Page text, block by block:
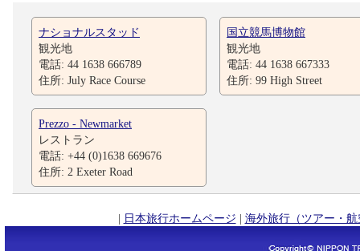
ナショナルスタッド
観光地
電話: 44 1638 666789
住所: July Race Course
国立競馬博物館
観光地
電話: 44 1638 667333
住所: 99 High Street
Prezzo - Newmarket
レストラン
電話: +44 (0)1638 669676
住所: 2 Exeter Road
| 日本旅行ホームページ | 海外旅行（ツアー・航